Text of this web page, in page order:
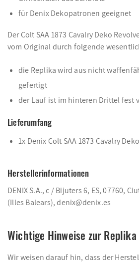
für Denix Dekopatronen geeignet
Der Colt SAA 1873 Cavalry Deko
vom Original durch folgende
die Replika wird aus nicht
gefertigt
der Lauf ist im hinteren Drittel fest
Lieferumfang
1x Denix Colt SAA 1873 Cavalry
Herstellerinformationen
DENIX S.A., c / Bijuters 6, ES, 07760,
(Illes Balears), denix@denix.es
Wichtige Hinweise zur Replika
Wir weisen darauf hin, dass der